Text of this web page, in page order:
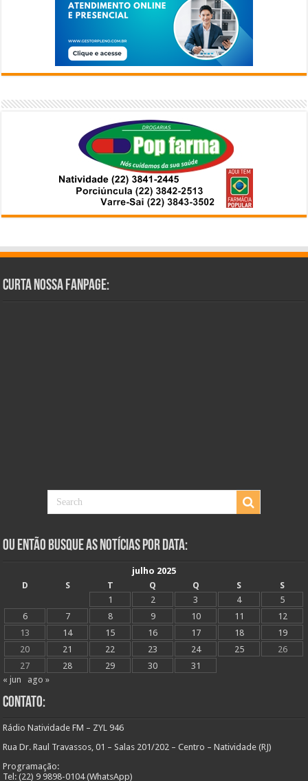
Curta Nossa Fanpage:
Ou Então Busque as Notícias Por Data:
julho 2025
D
S T Q Q S
S
1
2 3 4
5
6
7 8 9 10 11
12
13
14 15 16 17 18
19
20
21 22 23 24 25
26
27
28 29 30
31
« jun
ago »
Contato:
Rádio Natividade FM – ZYL 946
Rua Dr. Raul Travassos, 01 – Salas 201/202 – Centro – Natividade (RJ)
Programação:
Tel: (22) 9 9898-0104 (WhatsApp)